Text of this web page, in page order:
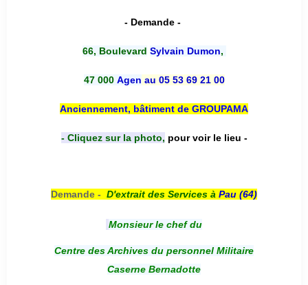
- Demande -
66, Boulevard Sylvain Dumon,
47 000 Agen au 05 53 69 21 00
Anciennement, bâtiment de GROUPAMA
- Cliquez sur la photo, pour voir le lieu -
Demande - D'extrait des Services à Pau (64)
Monsieur le chef du
Centre des Archives du personnel Militaire
Caserne Bernadotte